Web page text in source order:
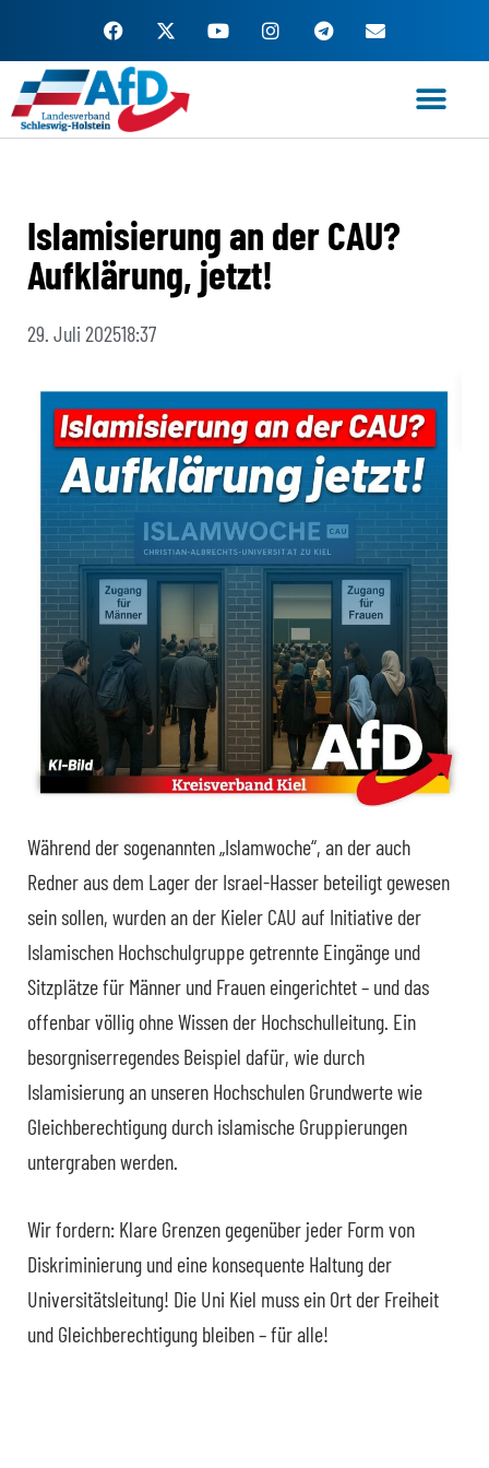
Zum
Inhalt
springen
Islamisierung an der CAU?
Aufklärung, jetzt!
29. Juli 202518:37
Während der sogenannten „Islamwoche“, an der auch
Redner aus dem Lager der Israel-Hasser beteiligt gewesen
sein sollen, wurden an der Kieler CAU auf Initiative der
Islamischen Hochschulgruppe getrennte Eingänge und
Sitzplätze für Männer und Frauen eingerichtet – und das
offenbar völlig ohne Wissen der Hochschulleitung. Ein
besorgniserregendes Beispiel dafür, wie durch
Islamisierung an unseren Hochschulen Grundwerte wie
Gleichberechtigung durch islamische Gruppierungen
untergraben werden.
Wir fordern: Klare Grenzen gegenüber jeder Form von
Diskriminierung und eine konsequente Haltung der
Universitätsleitung! Die Uni Kiel muss ein Ort der Freiheit
und Gleichberechtigung bleiben – für alle!